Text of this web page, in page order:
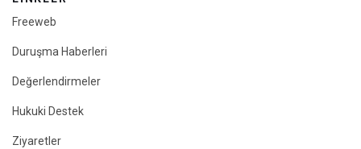
Freeweb
Duruşma Haberleri
Değerlendirmeler
Hukuki Destek
Ziyaretler